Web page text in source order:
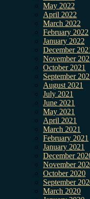
May 2022
April 2022
March 2022
February 2022
January 2022
December
November
October 2021
September
August 2021
July 2021
June 2021
May 2021
April 2021
March 2021
February 2021
January 2021
December
November
October 2020
September
March 2020